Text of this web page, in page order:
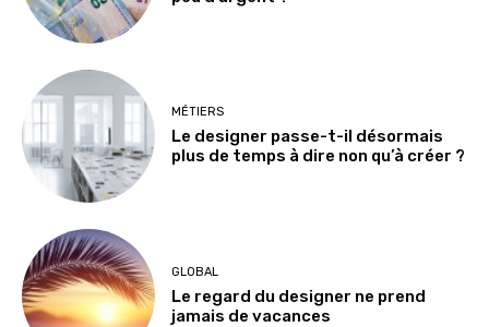
MÉTIERS
Le designer passe-t-il désormais
plus de temps à dire non qu’à créer ?
GLOBAL
Le regard du designer ne prend
jamais de vacances